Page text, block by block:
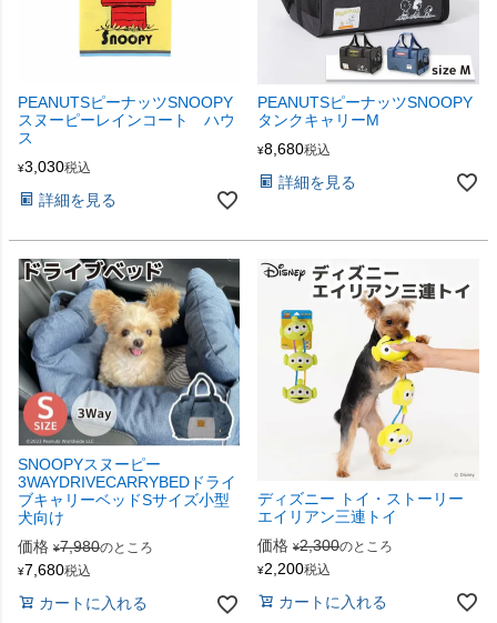
PEANUTSピーナッツSNOOPY
スヌーピーレインコート ハウ
ス
¥3,030税込
詳細を見る
PEANUTSピーナッツSNOOPY
タンクキャリーM
¥8,680税込
詳細を見る
SNOOPYスヌーピー
3WAYDRIVECARRYBEDドライ
ブキャリーベッドSサイズ小型
犬向け
価格 ¥7,980のところ
¥7,680税込
カートに入れる
ディズニー トイ・ストーリー
エイリアン三連トイ
価格 ¥2,300のところ
¥2,200税込
カートに入れる